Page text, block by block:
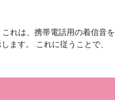
れは、携帯電話用の着信音を
ます。 これに従うことで、